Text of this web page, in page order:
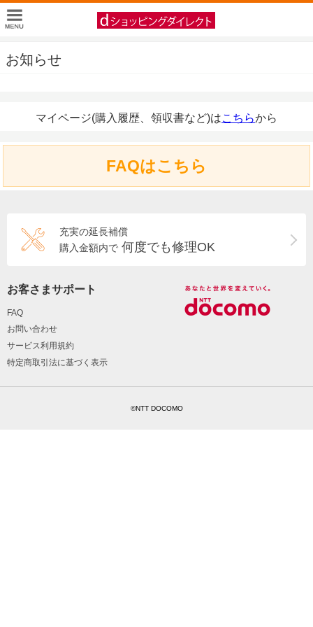
お知らせ
マイページ(購入履歴、領収書など)はこちらから
FAQはこちら
充実の延長補償
購入金額内で 何度でも修理OK
お客さまサポート
FAQ
お問い合わせ
サービス利用規約
特定商取引法に基づく表示
©NTT DOCOMO